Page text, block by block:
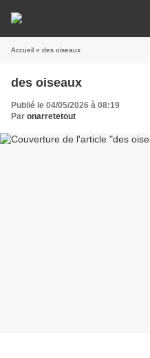
Accueil » des oiseaux
des oiseaux
Publié le 04/05/2026 à 08:19
Par onarretetout